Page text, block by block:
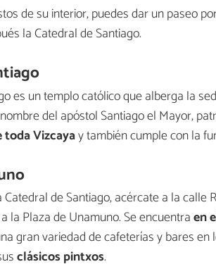
de su interior, puedes dar un paseo
la Catedral de Santiago.
es un templo católico que alberga la
del apóstol Santiago el Mayor,
Vizcayay también cumple con la
de Santiago, acércate a la calle
la Plaza de Unamuno. Se encuentraen
gran variedad de cafeterías y bares
clásicos pintxos.